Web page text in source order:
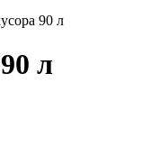
90 л
л